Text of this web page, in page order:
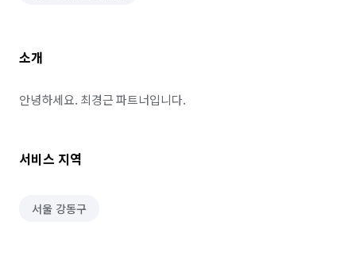
소개
안녕하세요. 최경근 파트너입니다.
서비스 지역
서울 강동구